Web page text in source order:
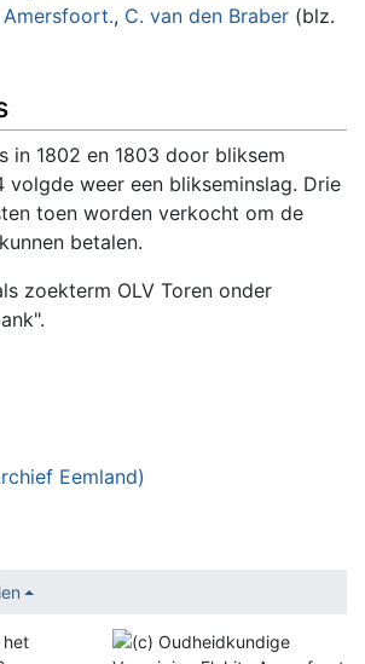
, C. van den Braber(blz.
in 1802 en 1803 door bliksem
volgde weer een blikseminslag. Drie
toen worden verkocht om de
betalen.
zoekterm OLV Toren onder
Eemland)
het